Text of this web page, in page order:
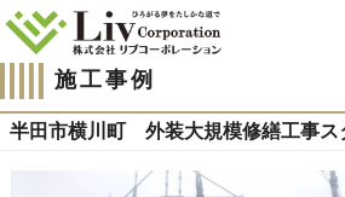
施工事例
半田市横川町 外装大規模修繕工事ス